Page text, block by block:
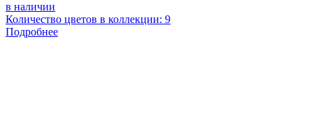
в наличии
Количество цветов в коллекции: 9
Подробнее